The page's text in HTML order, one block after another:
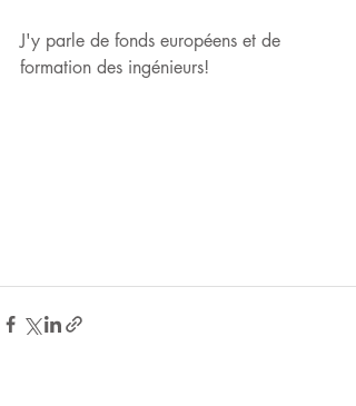
J'y parle de fonds européens et de
formation des ingénieurs!